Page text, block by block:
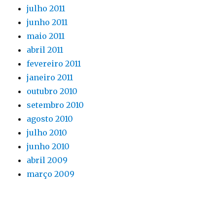
julho 2011
junho 2011
maio 2011
abril 2011
fevereiro 2011
janeiro 2011
outubro 2010
setembro 2010
agosto 2010
julho 2010
junho 2010
abril 2009
março 2009